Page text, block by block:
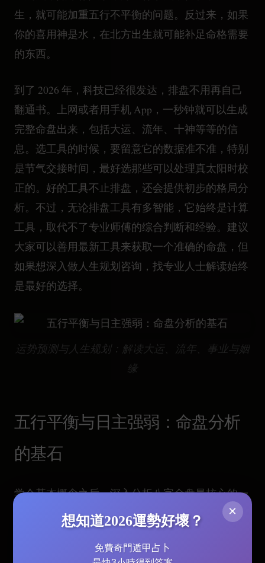
生，就可能加重五行不平衡的问题。反过来，如果
你的喜用神是水，在北方出生就可能补足命格需要
的东西。
到了 2026 年，科技已经很发达，排盘不用再自己
翻通书。上网或者用手机 App，一秒钟就可以生成
完整命盘出来，包括大运、流年、十神等等的信
息。选工具的时候，要留意它的数据准不准，特别
是节气交接时间，最好选那些可以处理真太阳时校
正的。好的工具不止排盘，还会提供初步的格局分
析。不过，无论排盘工具有多智能，它始终是计算
工具，取代不了专业师傅的综合判断和经验。建议
大家可以善用最新工具来获取一个准确的命盘，但
如果想深入做人生规划咨询，找专业人士解读始终
是最好的选择。
运势预测与人生规划：解读大运、流年、事业与姻
缘
五行平衡与日主强弱：命盘分析
的基石
学会基本概念之后，深入分析八字命盘最核心的一
步，就是判断整个盘的“格局强弱”和“五行平不平
衡”。这一步是判断吉凶、找“用神”的基础，也是
很多初学者最容易出错的地方。判断的核心是看代
×
想知道2026運勢好壞？
免費奇門遁甲占卜